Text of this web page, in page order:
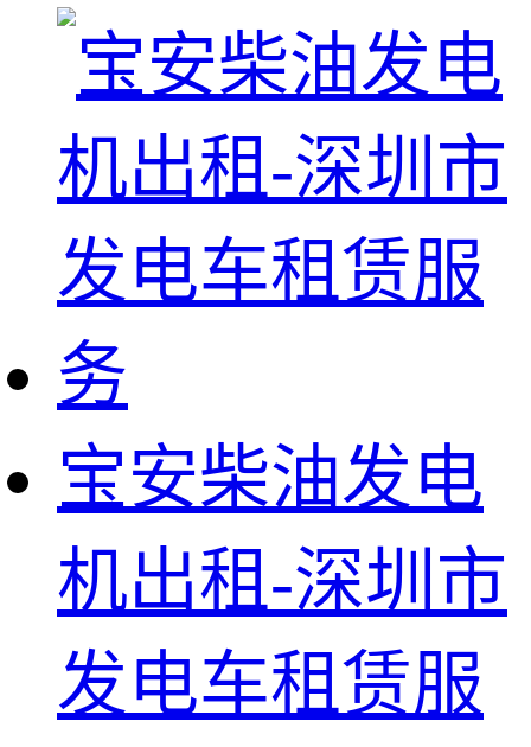
宝安柴油发电
机出租-深圳市
发电车租赁服